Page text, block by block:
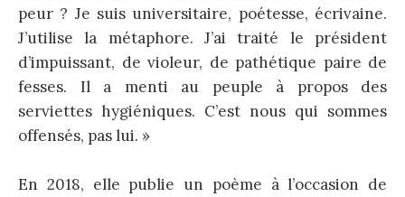
peur ? Je suis universitaire, poétesse, écrivaine.
J’utilise la métaphore. J’ai traité le président
d’impuissant, de violeur, de pathétique paire de
fesses. Il a menti au peuple à propos des
serviettes hygiéniques. C’est nous qui sommes
offensés, pas lui. »
En 2018, elle publie un poème à l’occasion de